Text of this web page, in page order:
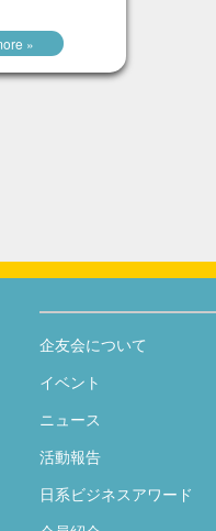
»
企友会について
イベント
ニュース
活動報告
日系ビジネスアワード